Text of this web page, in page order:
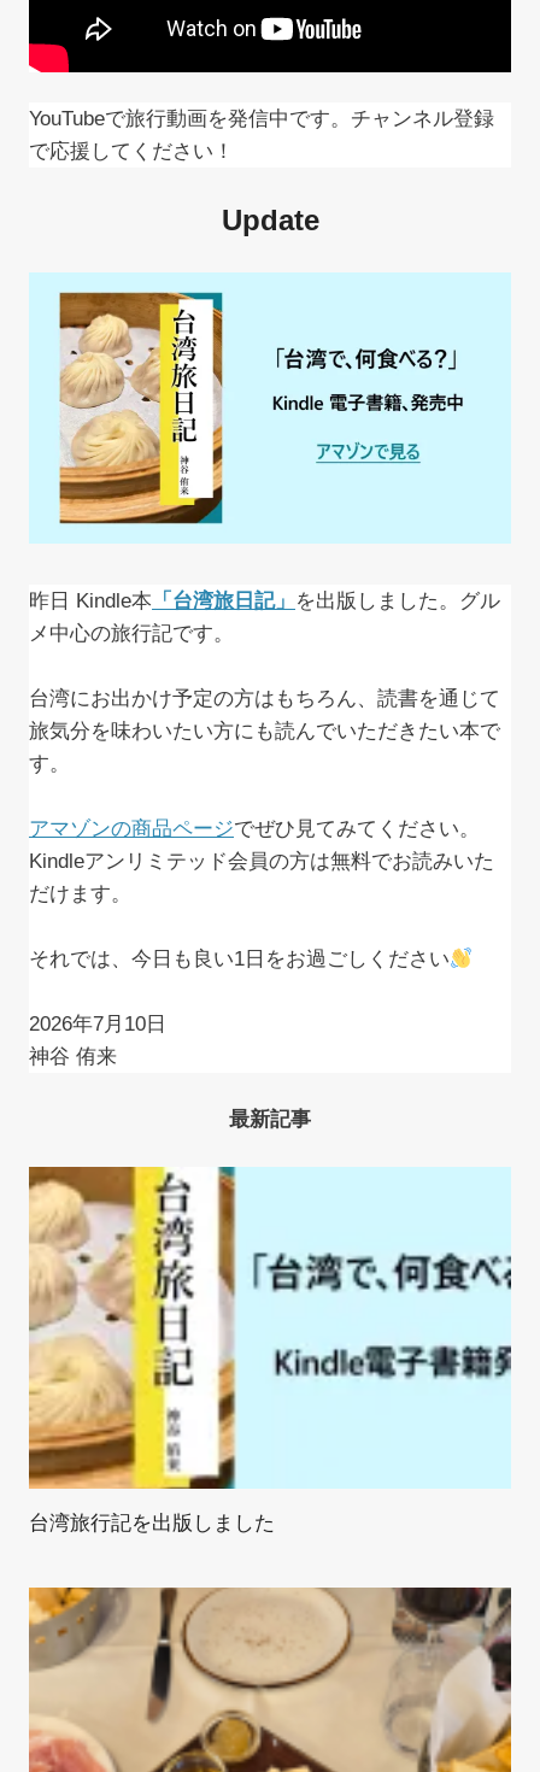
YouTubeで旅行動画を発信中です。チャンネル登録
で応援してください！
Update
昨日 Kindle本 「台湾旅日記」 を出版しました。グル
メ中心の旅行記です。
台湾にお出かけ予定の方はもちろん、読書を通じて
旅気分を味わいたい方にも読んでいただきたい本で
す。
アマゾンの商品ページでぜひ見てみてください。
Kindleアンリミテッド会員の方は無料でお読みいた
だけます。
それでは、今日も良い1日をお過ごしください
2026年7月10日
神谷 侑来
最新記事
台湾旅行記を出版しました